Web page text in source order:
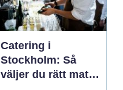
Catering i
Stockholm: Så
väljer du rätt mat